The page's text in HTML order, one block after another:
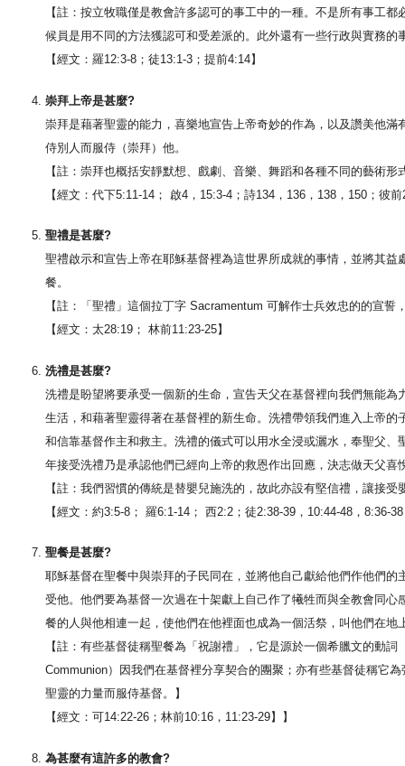
【註：按立牧職僅是教會許多認可的事工中的一種。不是所有事工
候員是用不同的方法獲認可和受差派的。此外還有一些行政與實務的
【經文：羅12:3-8；徒13:1-3；提前4:14】
崇拜上帝是甚麼?
崇拜是藉著聖靈的能力，喜樂地宣告上帝奇妙的作為，以及讚美他
侍別人而服侍（崇拜）他。
【註：崇拜也概括安靜默想、戲劇、音樂、舞蹈和各種不同的藝術形
【經文：代下5:11-14； 啟4，15:3-4；詩134，136，138，150；彼
聖禮是甚麼?
聖禮啟示和宣告上帝在耶穌基督裡為這世界所成就的事情，並將其
餐。
【註：「聖禮」這個拉丁字 Sacramentum 可解作士兵效忠的的宣誓
【經文：太28:19； 林前11:23-25】
洗禮是甚麼?
洗禮是盼望將要承受一個新的生命，宣告天父在基督裡向我們無能
生活，和藉著聖靈得著在基督裡的新生命。洗禮帶領我們進入上帝
和信靠基督作主和救主。洗禮的儀式可以用水全浸或灑水，奉聖父
年接受洗禮乃是承認他們已經向上帝的救恩作出回應，決志做天父喜
【註：我們習慣的傳統是替嬰兒施洗的，故此亦設有堅信禮，讓接
【經文：約3:5-8； 羅6:1-14； 西2:2；徒2:38-39，10:44-48，8:36-
聖餐是甚麼?
耶穌基督在聖餐中與崇拜的子民同在，並將他自己獻給他們作他們
受他。他們要為基督一次過在十架獻上自己作了犧牲而與全教會同
餐的人與他相連一起，使他們在他裡面也成為一個活祭，叫他們在地
【註：有些基督徒稱聖餐為「祝謝禮」，它是源於一個希臘文的動
Communion）因我們在基督裡分享契合的團聚；亦有些基督徒稱它
聖靈的力量而服侍基督。】
【經文：可14:22-26；林前10:16，11:23-29】】
為甚麼有這許多的教會?